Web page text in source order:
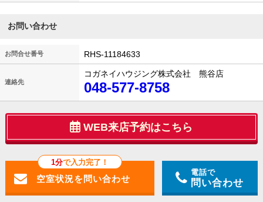
お問い合わせ
お問合せ番号 RHS-11184633
連絡先
コガネイハウジング株式会社 熊谷店
048-577-8758
WEB来店予約はこちら
1分で入力完了！
電話で
問い合わせ